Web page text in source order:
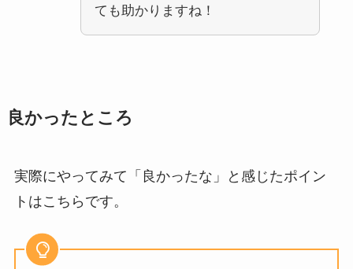
ても助かりますね！
良かったところ
実際にやってみて「良かったな」と感じたポイン
トはこちらです。